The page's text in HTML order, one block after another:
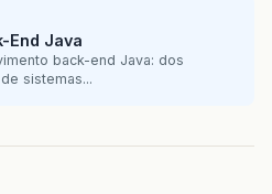
End Java
back-end Java: dos
sistemas...